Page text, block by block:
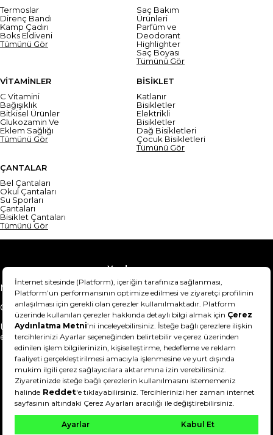
Termoslar
Direnç Bandı
Kamp Çadırı
Boks Eldiveni
Tümünü Gör
Saç Bakım
Ürünleri
Parfüm ve
Deodorant
Highlighter
Saç Boyası
Tümünü Gör
VİTAMİNLER
C Vitamini
Bağışıklık
Bitkisel Ürünler
Glukozamin Ve
Eklem Sağlığı
Tümünü Gör
BİSİKLET
Katlanır
Bisikletler
Elektrikli
Bisikletler
Dağ Bisikletleri
Çocuk Bisikletleri
Tümünü Gör
ÇANTALAR
Bel Çantaları
Okul Çantaları
Su Sporları
Çantaları
Bisiklet Çantaları
Tümünü Gör
Yardım
Mesafeli Satış Sözleşmesi
Teslimat Bilgisi
Gizlilik Sözleşmesi
Şartlar & Koşullar
Ürünümü nasıl iade
edebilirim?
Hakkımızda
DeFactoFIT ©️ 2022-2026. Tüm hakları saklıdır.